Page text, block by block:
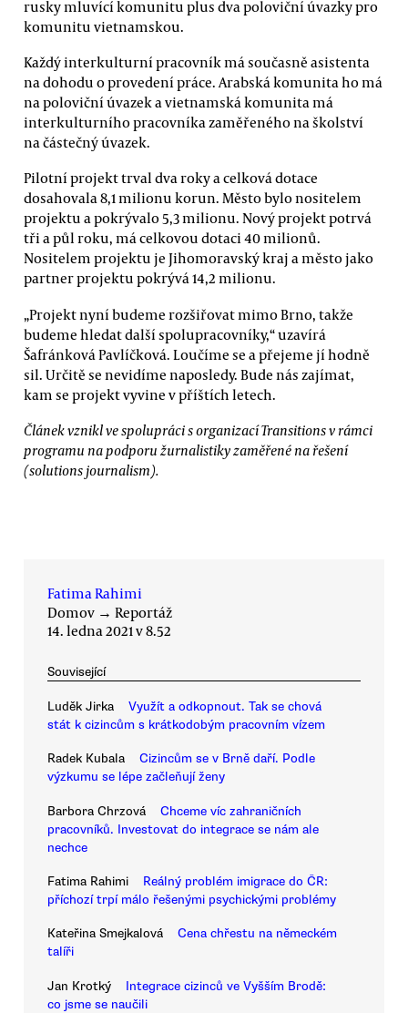
rusky mluvící komunitu plus dva poloviční úvazky pro
komunitu vietnamskou.
Každý interkulturní pracovník má současně asistenta
na dohodu o provedení práce. Arabská komunita ho má
na poloviční úvazek a vietnamská komunita má
interkulturního pracovníka zaměřeného na školství
na částečný úvazek.
Pilotní projekt trval dva roky a celková dotace
dosahovala 8,1 milionu korun. Město bylo nositelem
projektu a pokrývalo 5,3 milionu. Nový projekt potrvá
tři a půl roku, má celkovou dotaci 40 milionů.
Nositelem projektu je Jihomoravský kraj a město jako
partner projektu pokrývá 14,2 milionu.
„Projekt nyní budeme rozšiřovat mimo Brno, takže
budeme hledat další spolupracovníky,“ uzavírá
Šafránková Pavlíčková. Loučíme se a přejeme jí hodně
sil. Určitě se nevidíme naposledy. Bude nás zajímat,
kam se projekt vyvine v příštích letech.
Článek vznikl ve spolupráci s organizací Transitions v rámci
programu na podporu žurnalistiky zaměřené na řešení
(solutions journalism).
Fatima Rahimi
Domov → Reportáž
14. ledna 2021 v 8.52
Související
Luděk Jirka
Využít a odkopnout. Tak se chová
stát k cizincům s krátkodobým pracovním vízem
Radek Kubala
Cizincům se v Brně daří. Podle
výzkumu se lépe začleňují ženy
Barbora Chrzová
Chceme víc zahraničních
pracovníků. Investovat do integrace se nám ale
nechce
Fatima Rahimi
Reálný problém imigrace do ČR:
příchozí trpí málo řešenými psychickými problémy
Kateřina Smejkalová
Cena chřestu na německém
talíři
Jan Krotký
Integrace cizinců ve Vyšším Brodě:
co jsme se naučili